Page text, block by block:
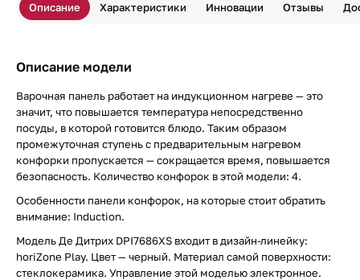
Описание Характеристики Инновации Отзывы
Описание модели
Варочная панель работает на индукционном нагреве — это
значит, что повышается температура непосредственно
посуды, в которой готовится блюдо. Таким образом
промежуточная ступень с предварительным нагревом
конфорки пропускается — сокращается время, повышается
безопасность. Количество конфорок в этой модели: 4.
Особенности панели конфорок, на которые стоит обратить
внимание: Induction.
Модель Де Дитрих DPI7686XS входит в дизайн-линейку:
horiZone Play. Цвет — черный. Материал самой поверхности:
стеклокерамика. Управление этой моделью электронное.